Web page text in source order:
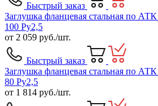
Быстрый заказ
Заглушка фланцевая стальная по
100 Ру2,5
от 2 059 руб./шт.
Быстрый заказ
Заглушка фланцевая стальная по
80 Ру2,5
от 1 814 руб./шт.